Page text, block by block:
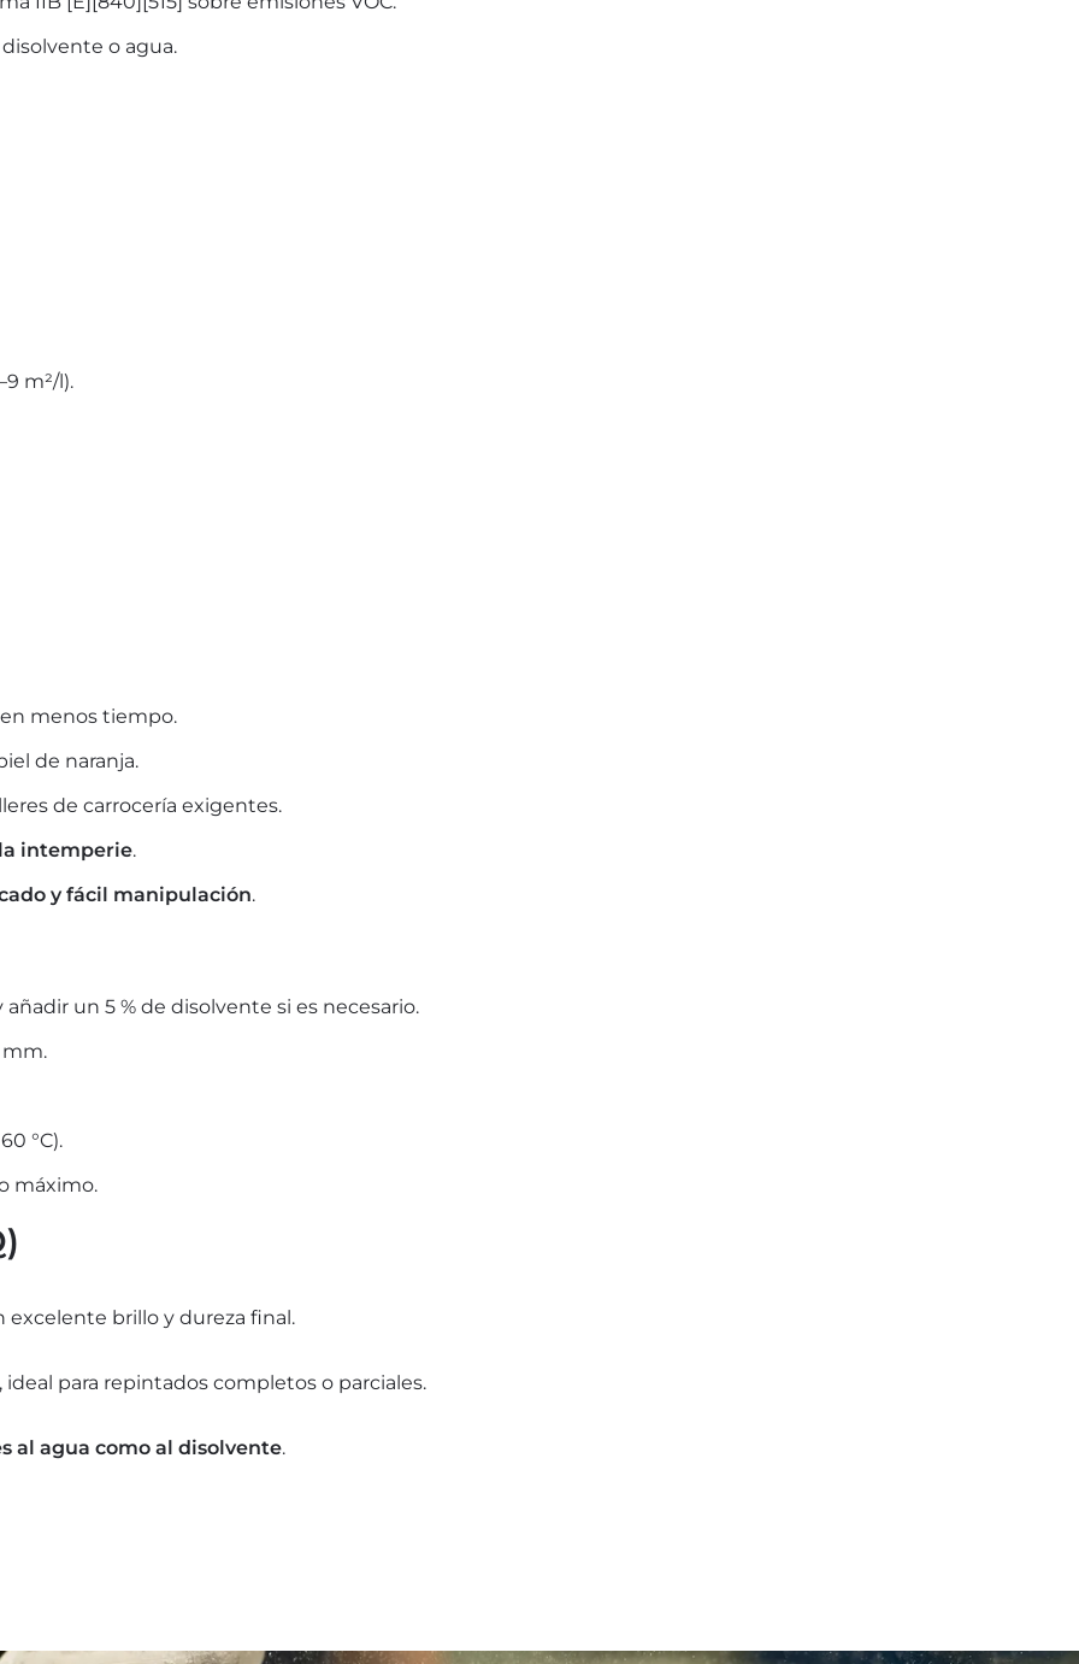
o agua.
m²/l).
menos tiempo.
de naranja.
de carrocería exigentes.
intemperie.
y fácil manipulación.
un 5 % de disolvente si es necesario.
mm.
°C).
máximo.
excelente brillo y dureza final.
ideal para repintados completos o parciales.
al agua como al disolvente.